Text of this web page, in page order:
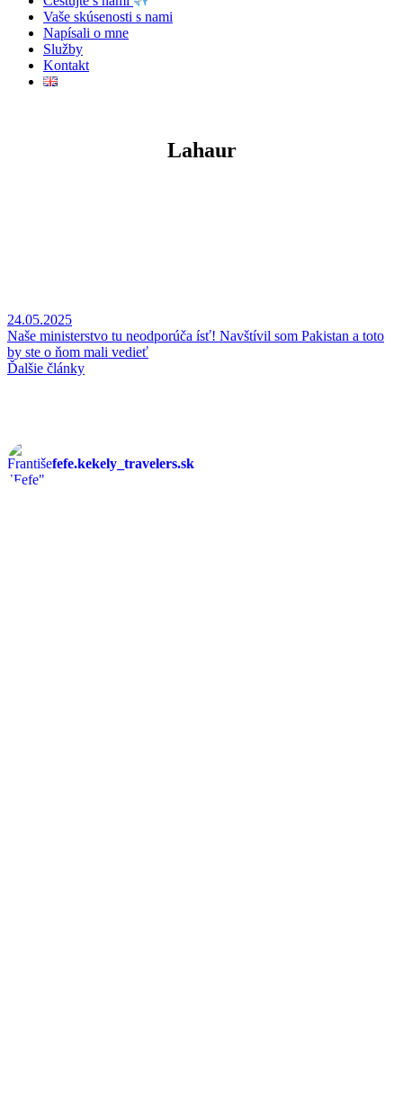
Vaše skúsenosti s nami
Napísali o mne
Služby
Kontakt
Lahaur
24.05.2025
Naše ministerstvo tu neodporúča ísť! Navštívil som Pakistan a toto
by ste o ňom mali vedieť
Ďalšie články
fefe.kekely_travelers.sk